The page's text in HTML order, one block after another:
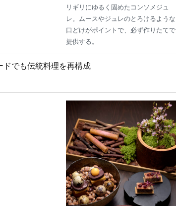
リギリにゆるく固めたコンソメジュ
レ。ムースやジュレのとろけるような
口どけがポイントで、必ず作りたてで
提供する。
ドでも伝統料理を再構成